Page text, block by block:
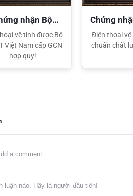
nhận Bộ
TT&TT
vệ tinh được Bộ
Việt Nam cấp GCN
hợp quy!
Chứng
Điện thoại
chuẩn chất
luận nào. Hãy là người đầu tiên!